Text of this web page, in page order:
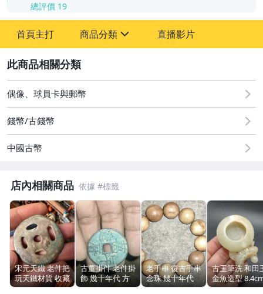
總評價 19
首頁主打 商品分類
古董、藝術與礦石
手機、配件與通訊
玩具、模型與公仔
偶像、球員卡與郵幣
女裝與服飾配件
男性精品與服飾
手錶與飾品配件
直播影片
偶像、球員卡與郵幣
錢幣/古錢幣
中國古幣
店內相關商品
宋元天鐵 老件把
玩天鐵材質 收藏
器物
古董掛件 老件掛
飾 幾十年代 方
孔錢幣 陳列擺飾
老手串 復古手串
念珠 幾十年代
佩戴 宗教品
古玉筆洗 和田
金魚造型
82g